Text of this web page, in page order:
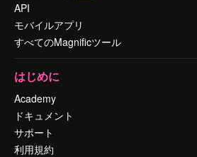
API
モバイルアプリ
すべてのMagnificツール
はじめに
Academy
ドキュメント
サポート
利用規約